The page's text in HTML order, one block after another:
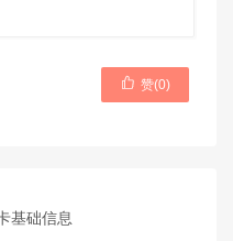
 赞(0)
基础信息